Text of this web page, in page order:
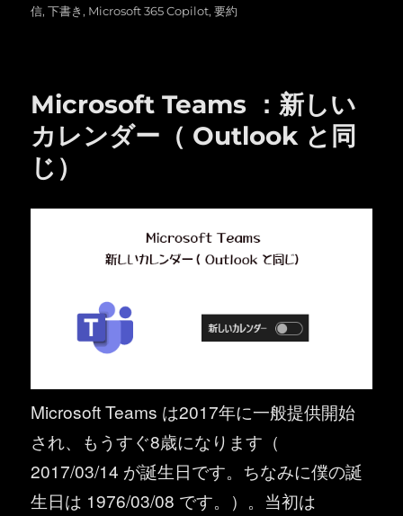
稿
テ
グ
信,下書き , Microsoft 365 Copilot,要約
Microsoft Teams ：新しい
カレンダー（ Outlook と同
じ）
Microsoft Teams は2017年に一般提供開始
され、もうすぐ8歳になります（
2017/03/14 が誕生日です。ちなみに僕の誕
生日は 1976/03/08 です。）。当初は